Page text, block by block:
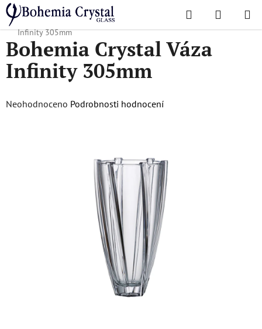
Přejít
na
obsah
Hledat
KOŠÍK
Domů
/ Oblíbené kolekce / Kompletní nabídka
Bohemia Crystal Váza
Infinity 305mm
Bohemia Crystal Váza
Infinity 305mm
Průměrné
Neohodnoceno Podrobnosti hodnocení